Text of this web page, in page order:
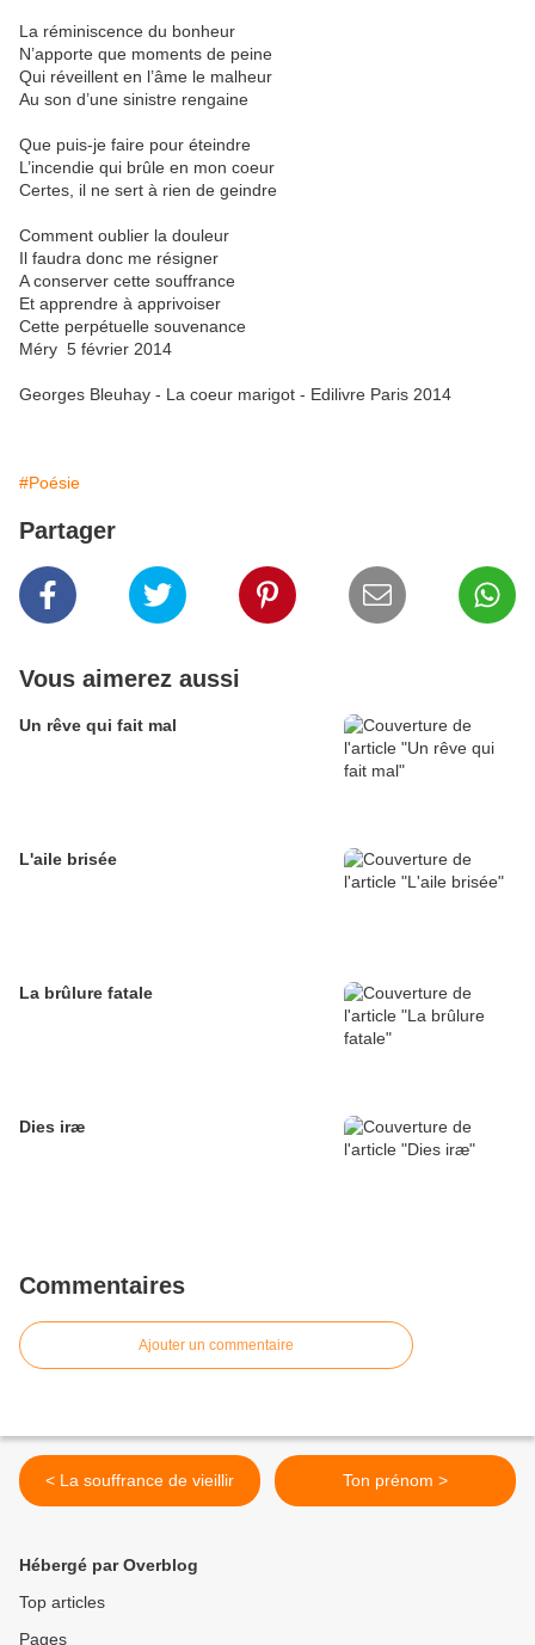
La réminiscence du bonheur
N’apporte que moments de peine
Qui réveillent en l’âme le malheur
Au son d’une sinistre rengaine
Que puis-je faire pour éteindre
L’incendie qui brûle en mon coeur
Certes, il ne sert à rien de geindre
Comment oublier la douleur
Il faudra donc me résigner
A conserver cette souffrance
Et apprendre à apprivoiser
Cette perpétuelle souvenance
Méry 5 février 2014
Georges Bleuhay - La coeur marigot - Edilivre Paris 2014
#Poésie
Partager
Vous aimerez aussi
Un rêve qui fait mal
L'aile brisée
La brûlure fatale
Dies iræ
Commentaires
Ajouter un commentaire
< La souffrance de vieillir Ton prénom >
Hébergé par Overblog
Top articles
Pages